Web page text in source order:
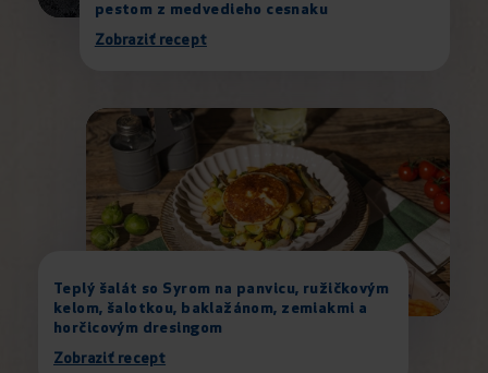
pestom z medvedieho cesnaku
Zobraziť recept
Teplý šalát so Syrom na panvicu, ružičkovým
kelom, šalotkou, baklažánom, zemiakmi a
horčicovým dresingom
Zobraziť recept